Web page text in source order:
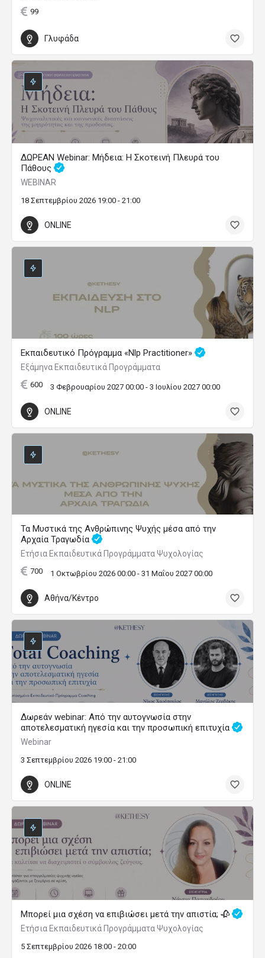
99
Γλυφάδα
ΔΩΡΕΑΝ Webinar: Μήδεια: Η Σκοτεινή Πλευρά του
Πάθους
WEBINAR
18 Σεπτεμβρίου 2026 19:00 - 21:00
ONLINE
Εκπαιδευτικό Πρόγραμμα «Nlp Practitioner»
Εξάμηνα Εκπαιδευτικά Προγράμματα
600 3 Φεβρουαρίου 2027 00:00 - 3 Ιουλίου 2027 00:00
ONLINE
Τα Μυστικά της Ανθρώπινης Ψυχής μέσα από την
Αρχαία Τραγωδία
Ετήσια Εκπαιδευτικά Προγράμματα Ψυχολογίας
700 1 Οκτωβρίου 2026 00:00 - 31 Μαΐου 2027 00:00
Αθήνα/Κέντρο
Δωρεάν webinar: Από την αυτογνωσία στην
αποτελεσματική ηγεσία και την προσωπική επιτυχία
Webinar
3 Σεπτεμβρίου 2026 19:00 - 21:00
ONLINE
Μπορεί μια σχέση να επιβιώσει μετά την απιστία; 🥀
Ετήσια Εκπαιδευτικά Προγράμματα Ψυχολογίας
5 Σεπτεμβρίου 2026 18:00 - 20:00